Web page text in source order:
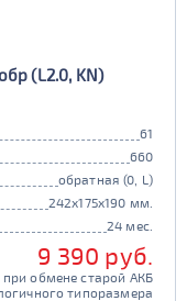
(L2.0, KN)
61
660
обратная (0, L)
242x175x190 мм.
24 мес.
9 390 руб.
при обмене старой АКБ
типоразмера